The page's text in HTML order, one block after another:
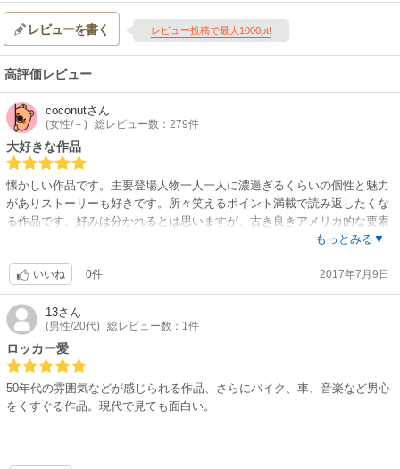
レビューを書く レビュー投稿で最大1000pt!
高評価レビュー
coconutさん
(女性/－) 総レビュー数：279件
大好きな作品
懐かしい作品です。主要登場人物一人一人に濃過ぎるくらいの個性と魅力
がありストーリーも好きです。所々笑えるポイント満載で読み返したくな
る作品です。好みは分かれるとは思いますが、古き良きアメリカ的な要素
あり、ご近所とのあれこれあり、毒のある笑いやファンタジー要素、友情
もっとみる▼
いいね 0件 2017年7月9日
13さん
(男性/20代) 総レビュー数：1件
ロッカー愛
50年代の雰囲気などが感じられる作品、さらにバイク、車、音楽など男心
をくすぐる作品。現代で見ても面白い。